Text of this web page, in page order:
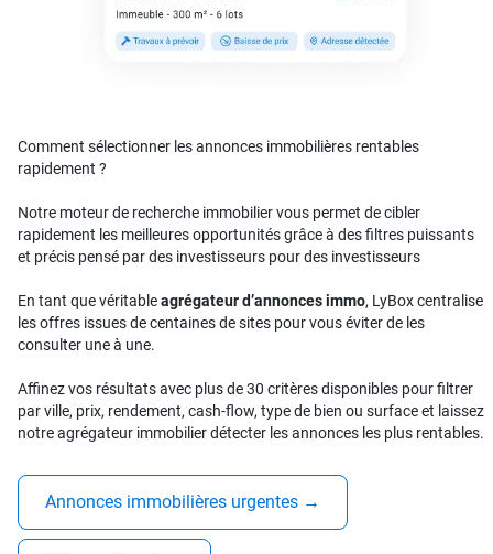
Comment sélectionner les annonces immobilières rentables
rapidement ?
Notre moteur de recherche immobilier vous permet de cibler
rapidement les meilleures opportunités grâce à des filtres puissants
et précis pensé par des investisseurs pour des investisseurs
En tant que véritableagrégateur d’annonces immo, LyBox centralise
les offres issues de centaines de sites pour vous éviter de les
consulter une à une.
Affinez vos résultats avec plus de 30 critères disponibles pour filtrer
par ville, prix, rendement, cash-flow, type de bien ou surface et laissez
notre agrégateur immobilier détecter les annonces les plus rentables.
Annonces immobilières urgentes →